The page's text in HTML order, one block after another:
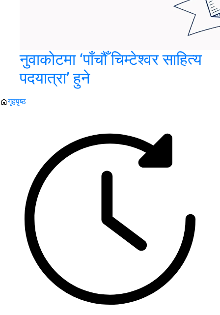
नुवाकोटमा ‘पाँचौँ चिम्टेश्वर साहित्य
पदयात्रा’ हुने
गृहपृष्ठ